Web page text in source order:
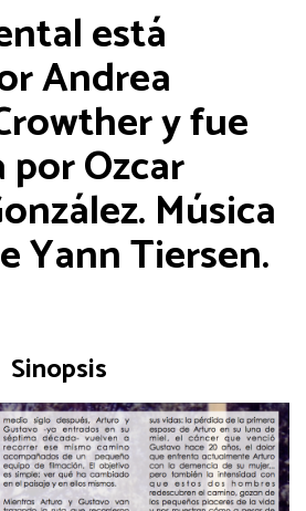
está
Andrea
y fue
Ozcar
Música
Yann Tiersen.
Sinopsis